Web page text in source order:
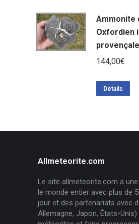
Ammonite
Oxfordien
144,00€
Détails
Allmeteorite.com
Le site allmeteorite.com a
le monde entier avec plus de
jour et des partenariats avec
Allemagne, Japon, États-